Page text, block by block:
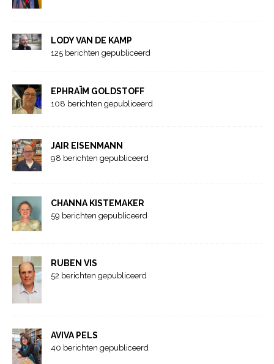
LODY VAN DE KAMP
125 berichten gepubliceerd
EPHRAÏM GOLDSTOFF
108 berichten gepubliceerd
JAIR EISENMANN
98 berichten gepubliceerd
CHANNA KISTEMAKER
59 berichten gepubliceerd
RUBEN VIS
52 berichten gepubliceerd
AVIVA PELS
40 berichten gepubliceerd